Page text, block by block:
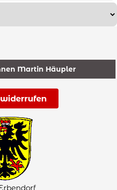
Martin Häupler